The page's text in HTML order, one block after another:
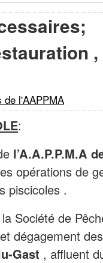
de l'AAPPMA
:
l’A.A.P.P.M.A
opérations de
piscicoles .
Société de
dégagement
Gast , affluent